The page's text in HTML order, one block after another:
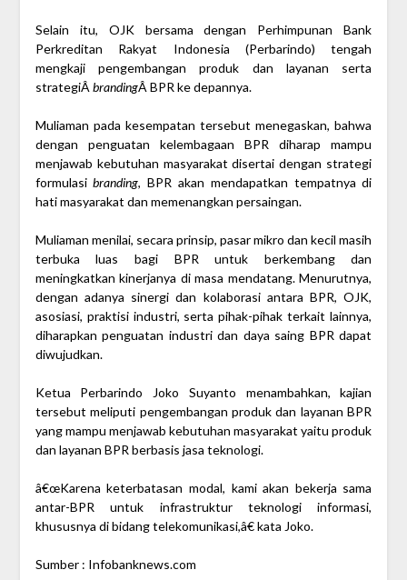
Selain itu, OJK bersama dengan Perhimpunan Bank
Perkreditan Rakyat Indonesia (Perbarindo) tengah
mengkaji pengembangan produk dan layanan serta
strategiÂ brandingÂ BPR ke depannya.
Muliaman pada kesempatan tersebut menegaskan, bahwa
dengan penguatan kelembagaan BPR diharap mampu
menjawab kebutuhan masyarakat disertai dengan strategi
formulasibranding, BPR akan mendapatkan tempatnya di
hati masyarakat dan memenangkan persaingan.
Muliaman menilai, secara prinsip, pasar mikro dan kecil masih
terbuka luas bagi BPR untuk berkembang dan
meningkatkan kinerjanya di masa mendatang. Menurutnya,
dengan adanya sinergi dan kolaborasi antara BPR, OJK,
asosiasi, praktisi industri, serta pihak-pihak terkait lainnya,
diharapkan penguatan industri dan daya saing BPR dapat
diwujudkan.
Ketua Perbarindo Joko Suyanto menambahkan, kajian
tersebut meliputi pengembangan produk dan layanan BPR
yang mampu menjawab kebutuhan masyarakat yaitu produk
dan layanan BPR berbasis jasa teknologi.
â€œKarena keterbatasan modal, kami akan bekerja sama
antar-BPR untuk infrastruktur teknologi informasi,
khususnya di bidang telekomunikasi,â€ kata Joko.
Sumber : Infobanknews.com